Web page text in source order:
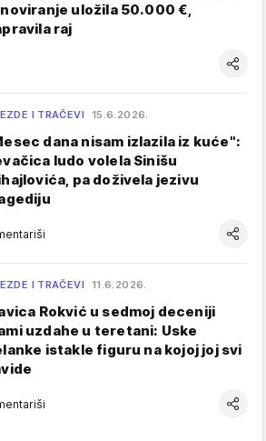
uložila 50.000 €,
raj
I TRAČEVI 15.6.2026.
dana nisam izlazila iz kuće":
ludo volela Sinišu
pa doživela jezivu
I TRAČEVI 11.6.2026.
Rokvić u sedmoj deceniji
uzdahe u teretani: Uske
istakle figuru na kojoj joj svi